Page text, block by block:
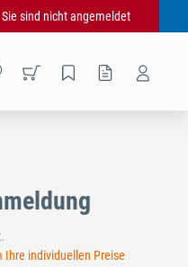
Sie sind nicht angemeldet
Ihre individuellen Preise